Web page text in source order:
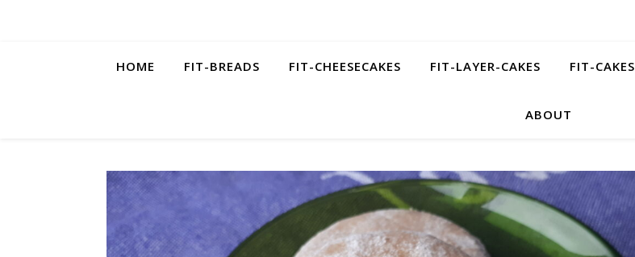
HOME FIT-BREADS FIT-CHEESECAKES FIT-LAYER-CAKES FIT-CAKES
ABOUT